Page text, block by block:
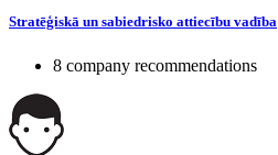
Stratēģiskā un sabiedrisko attiecību vadība
8 company recommendations